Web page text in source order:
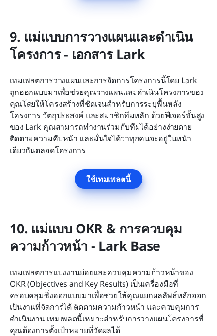
9. แม่แบบการวางแผนและดำเนิน
โครงการ - เอกสาร Lark
เทมเพลตการวางแผนและการจัดการโครงการนี้โดย Lark
ถูกออกแบบมาเพื่อช่วยคุณวางแผนและดำเนินโครงการของ
คุณโดยให้โครงสร้างที่ชัดเจนสำหรับการระบุพื้นหลัง
โครงการ วัตถุประสงค์ และสมาชิกทีมหลัก ด้วยฟีเจอร์ขั้นสูง
ของ Lark คุณสามารถทำงานร่วมกับทีมได้อย่างง่ายดาย
ติดตามความคืบหน้า และมั่นใจได้ว่าทุกคนจะอยู่ในหน้า
เดียวกันตลอดโครงการ
ใช้เทมเพลตนี้
10. แม่แบบ OKR & การควบคุม
ความก้าวหน้า - Lark Base
เทมเพลตการแบ่งงานย่อยและควบคุมความก้าวหน้าของ
OKR (Objectives and Key Results) เป็นเครื่องมือที่
ครอบคลุมซึ่งออกแบบมาเพื่อช่วยให้คุณแยกผลลัพธ์หลักออก
เป็นงานที่จัดการได้ ติดตามความก้าวหน้า และควบคุมการ
ดำเนินงาน เทมเพลตนี้เหมาะสำหรับการวางแผนโครงการที่
คุณต้องการตั้งเป้าหมายที่วัดผลได้